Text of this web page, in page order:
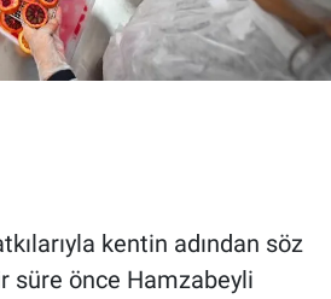
kentin adından söz
süre önce Hamzabeyli